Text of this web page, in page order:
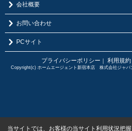
会社概要
お問い合わせ
PCサイト
プライバシーポリシー ｜ 利用規約
Copyright(c) ホームエージェント新宿本店 株式会社ジャパ
当サイトでは、お客様の当サイト利用状況把